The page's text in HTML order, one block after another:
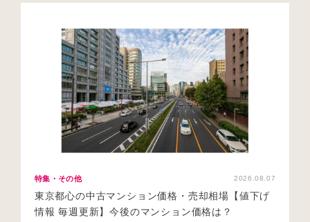
特集・その他 2026.08.07
東京都心の中古マンション価格・売却相場【値下げ
情報 毎週更新】今後のマンション価格は？